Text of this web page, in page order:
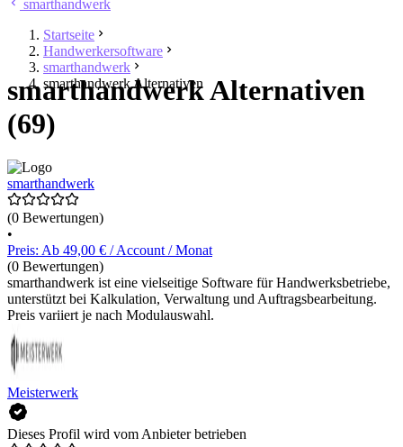
smarthandwerk
Startseite
Handwerkersoftware
smarthandwerk
smarthandwerk Alternativen
smarthandwerk Alternativen
(69)
smarthandwerk
(0 Bewertungen)
•
Preis: Ab 49,00 € / Account / Monat
(0 Bewertungen)
smarthandwerk ist eine vielseitige Software für Handwerksbetriebe,
unterstützt bei Kalkulation, Verwaltung und Auftragsbearbeitung.
Preis variiert je nach Modulauswahl.
Meisterwerk
Dieses Profil wird vom Anbieter betrieben